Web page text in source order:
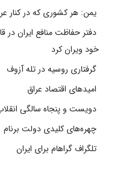
یمن: هر کشوری که در کنار
دفتر حفاظت منافع ایران در
خود ویران کرد
گرفتاری روسیه در تله آزوف
امیدهای اقتصاد عراق
دویست و پنجاه سالگی انقلاب
چهره‌های کلیدی دولت برنام
تلگراف گراهام برای ایران